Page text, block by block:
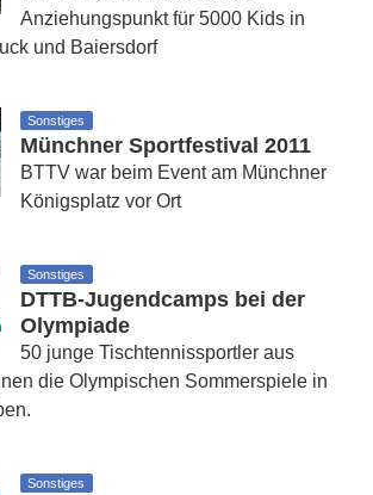
Anziehungspunkt für 5000 Kids in
und Baiersdorf
Sonstiges
Münchner Sportfestival 2011
BTTV war beim Event am Münchner
Königsplatz vor Ort
Sonstiges
DTTB-Jugendcamps bei der
Olympiade
50 junge Tischtennissportler aus
die Olympischen Sommerspiele in
Sonstiges